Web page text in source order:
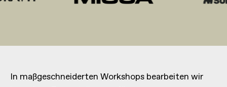
In maßgeschneiderten Workshops bearbeiten wir